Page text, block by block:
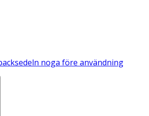
noga före användning